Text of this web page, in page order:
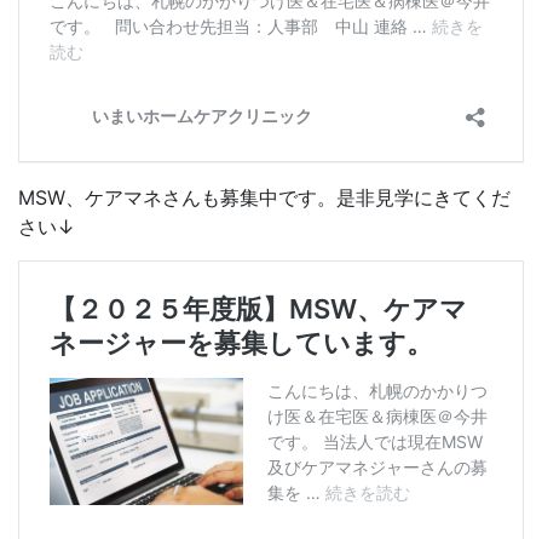
MSW、ケアマネさんも募集中です。是非見学にきてくだ
さい↓